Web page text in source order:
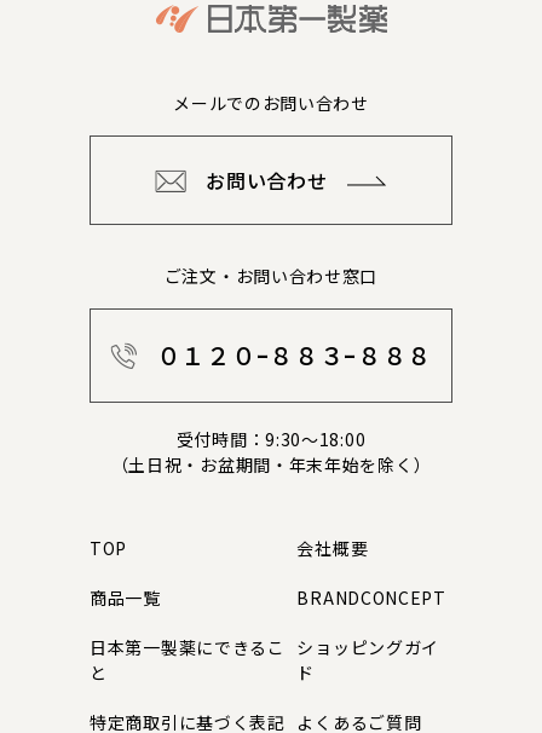
TOP
商品一覧
日本第一製薬にできるこ
と
特定商取引に基づく表記
会社概要
BRANDCONCEPT
ショッピングガイ
ド
よくあるご質問
メールでのお問い合わせ
お問い合わせ
ご注文・お問い合わせ窓口
０１２０ｰ８８３ｰ８８８
受付時間：9:30～18:00
（土日祝・お盆期間・年末年始を除く）